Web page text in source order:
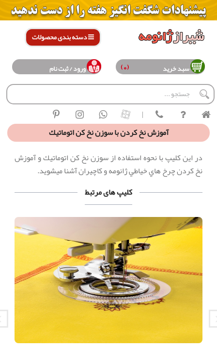
دسته بندی محصولات
سبد خرید ورود / ثبت نام
آموزش نخ كردن با سوزن نخ كن اتوماتيك
در اين كليپ با نحوه استفاده از سوزن نخ كن اتوماتيك و آموزش
نخ كردن چرخ هاي خياطي ژانومه و كاچيران آشنا ميشويد.
کلیپ های مرتبط